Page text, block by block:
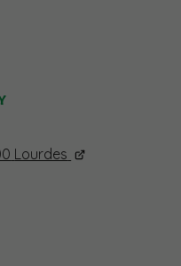
Lourdes